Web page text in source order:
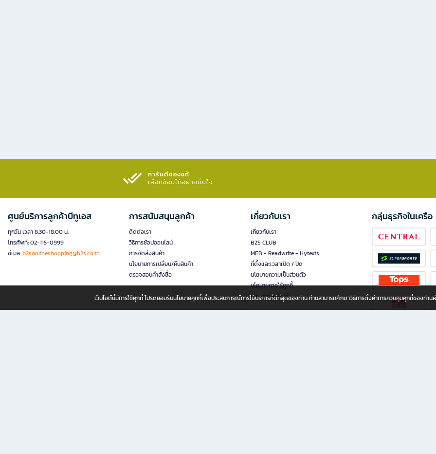
การันตีของแท้
เลือกช้อปได้อย่างมั่นใจ​
ศูนย์บริการลูกค้าบีทูเอส
ทุกวัน เวลา 8.30-18.00 น.
โทรศัพท์: 02-115-0999
อีเมล:b2sonlineshopping@b2s.co.th
การสนับสนุนลูกค้า
ติดต่อเรา
วิธีการช้อปออนไลน์
การจัดส่งสินค้า
นโยบายการเปลี่ยน/คืนสินค้า
ตรวจสอบคำสั่งซื้อ
เกี่ยวกับเรา
เกี่ยวกับเรา
B2S CLUB
MEB - Readwrite - Hytexts
ที่ตั้งและเวลาเปิด / ปิด
นโยบายความเป็นส่วนตัว
นโยบายการใช้คุกกี้
นักลงทุนสัมพันธ์
กลุ่มธุรกิจในเครือ
เว็บไซต์นี้มีการใช้คุกกี้ โปรดยอมรับนโยบายคุกกี้เพื่อประสบการณ์การใช้บริการที่ดีที่สุดของท่าน ท่านสามารถศึกษาวิธีการตั้งค่าการควบคุมคุกกี้ของท่าน